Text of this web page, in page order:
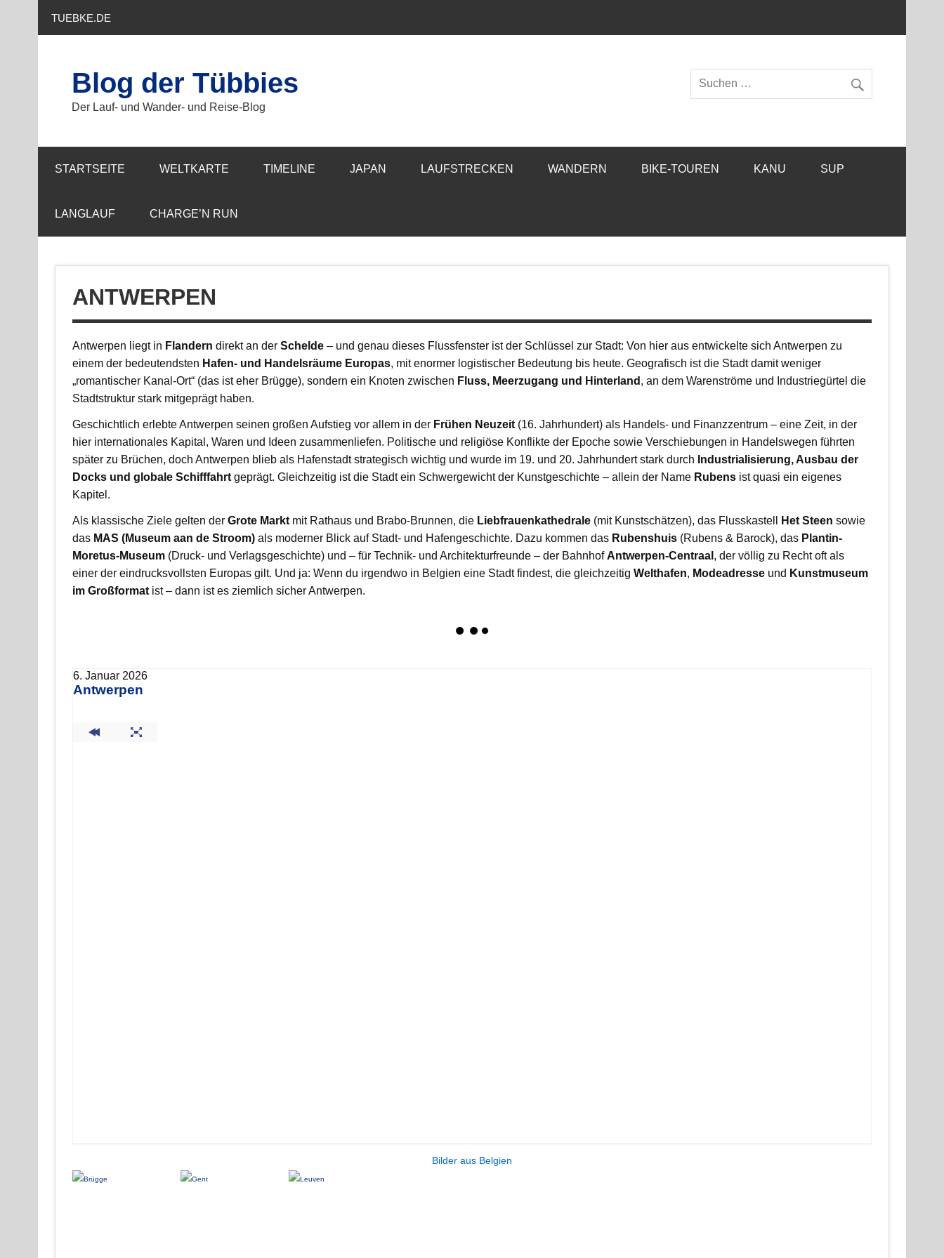
TUEBKE.DE
Blog der Tübbies
Der Lauf- und Wander- und Reise-Blog
STARTSEITE WELTKARTE TIMELINE JAPAN LAUFSTRECKEN WANDERN BIKE-TOUREN KANU SUP
LANGLAUF CHARGE’N RUN
ANTWERPEN
Antwerpen liegt in Flandern direkt an der Schelde– und genau dieses Flussfenster ist der Schlüssel zur Stadt: Von hier aus entwickelte sich Antwerpen zu
einem der bedeutendsten Hafen- und Handelsräume Europas, mit enormer logistischer Bedeutung bis heute. Geografisch ist die Stadt damit weniger
„romantischer Kanal-Ort“ (das ist eher Brügge), sondern ein Knoten zwischen Fluss, Meerzugang und Hinterland , an dem Warenströme und Industriegürtel die
Stadtstruktur stark mitgeprägt haben.
Geschichtlich erlebte Antwerpen seinen großen Aufstieg vor allem in der Frühen Neuzeit(16. Jahrhundert) als Handels- und Finanzzentrum – eine Zeit, in der
hier internationales Kapital, Waren und Ideen zusammenliefen. Politische und religiöse Konflikte der Epoche sowie Verschiebungen in Handelswegen führten
später zu Brüchen, doch Antwerpen blieb als Hafenstadt strategisch wichtig und wurde im 19. und 20. Jahrhundert stark durch Industrialisierung, Ausbau der
Docks und globale Schifffahrtgeprägt. Gleichzeitig ist die Stadt ein Schwergewicht der Kunstgeschichte – allein der Name Rubensist quasi ein eigenes
Kapitel.
Als klassische Ziele gelten der Grote Marktmit Rathaus und Brabo-Brunnen, die Liebfrauenkathedrale(mit Kunstschätzen), das Flusskastell Het Steen sowie
das MAS (Museum aan de Stroom)als moderner Blick auf Stadt- und Hafengeschichte. Dazu kommen das Rubenshuis(Rubens & Barock), das Plantin-
Moretus-Museum(Druck- und Verlagsgeschichte) und – für Technik- und Architekturfreunde – der BahnhofAntwerpen-Centraal , der völlig zu Recht oft als
einer der eindrucksvollsten Europas gilt. Und ja: Wenn du irgendwo in Belgien eine Stadt findest, die gleichzeitig Welthafen, Modeadresseund Kunstmuseum
im Großformatist – dann ist es ziemlich sicher Antwerpen.
6. Januar 2026
Antwerpen
Bilder aus Belgien